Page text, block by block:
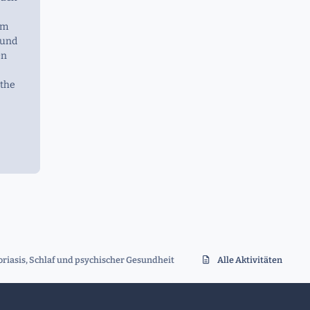
Schlaf und psychischer Gesundheit Alle Aktivitäten